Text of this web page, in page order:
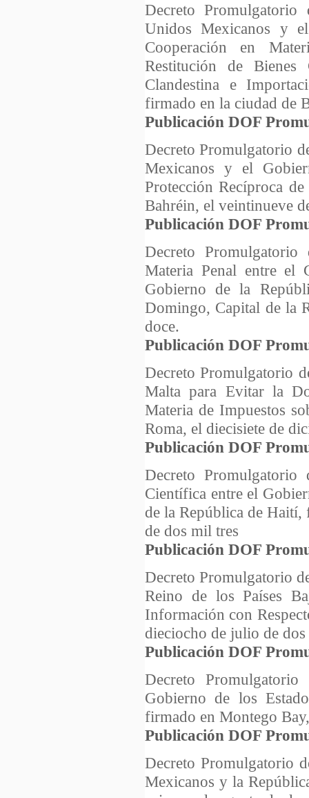
Decreto
Unidos Mexicanos y
Cooperación en
Restitución de
Clandestina e
firmado en la ciudad de
Publicación DOF
Decreto Promulgatorio
Mexicanos y el
Protección Recíproca
Bahréin, el veintinueve
Publicación DOF
Decreto
Materia Penal entre el
Gobierno de la
Domingo, Capital de la
doce.
Publicación DOF
Decreto Promulgatorio
Malta para Evitar la
Materia de Impuestos
Roma, el diecisiete de
Publicación DOF
Decreto
Científica entre el
de la República de
de dos mil tres
Publicación DOF
Decreto Promulgatorio
Reino de los Países
Información con
dieciocho de julio de
Publicación DOF
Decreto
Gobierno de los
firmado en Montego
Publicación DOF
Decreto Promulgatorio
Mexicanos y la